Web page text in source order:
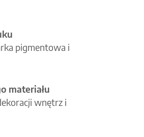
pigmentowa i
materiału
wnętrz i